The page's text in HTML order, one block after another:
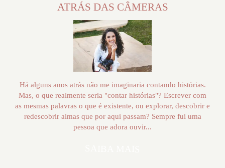
ATRÁS DAS CÂMERAS
Há alguns anos atrás não me imaginaria contando histórias.
Mas, o que realmente seria "contar histórias"? Escrever com
as mesmas palavras o que é existente, ou explorar, descobrir e
redescobrir almas que por aqui passam? Sempre fui uma
pessoa que adora ouvir...